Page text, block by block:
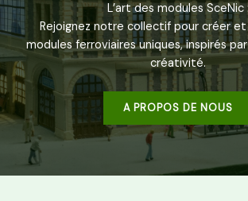
L’art des modules SceNic :
Rejoignez notre collectif pour créer
modules ferroviaires uniques, inspirés
créativité.
A PROPOS DE NOUS